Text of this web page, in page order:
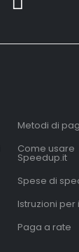
Metodi di
Come usare
Speedup.it
Spese di
Istruzioni per
Paga a rate